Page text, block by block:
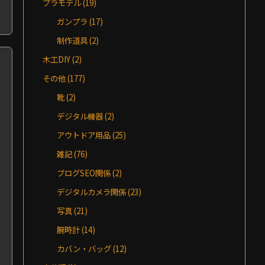
ガンプラ(17)
制作道具(2)
木工DIY(2)
その他(177)
靴(2)
デジタル機器(2)
アウトドア用品(25)
雑記(76)
ブログSEO関係(2)
デジタルカメラ関係(23)
写真(21)
腕時計(14)
カバン・バッグ(12)